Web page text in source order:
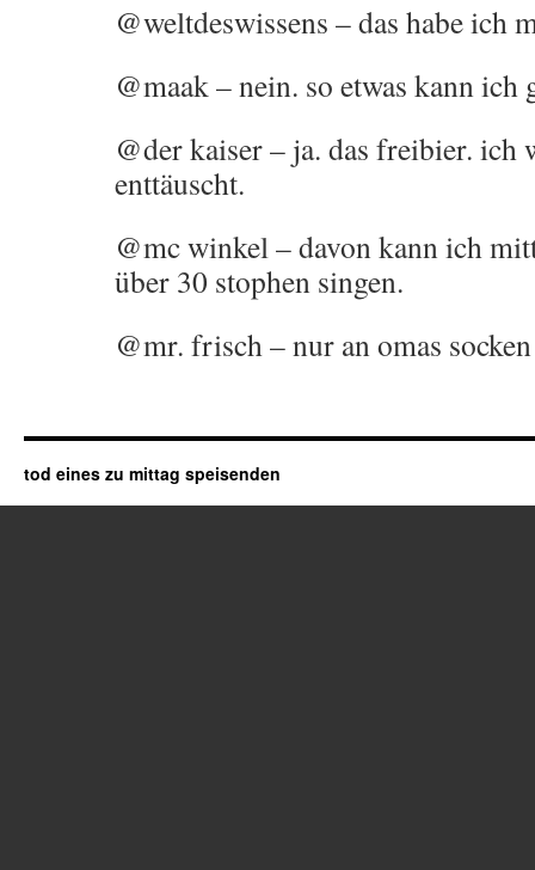
@weltdeswissens – das habe ich
@maak – nein. so etwas kann ich
@der kaiser – ja. das freibier. ich
enttäuscht.
@mc winkel – davon kann ich
über 30 stophen singen.
@mr. frisch – nur an omas
tod eines zu mittag speisenden